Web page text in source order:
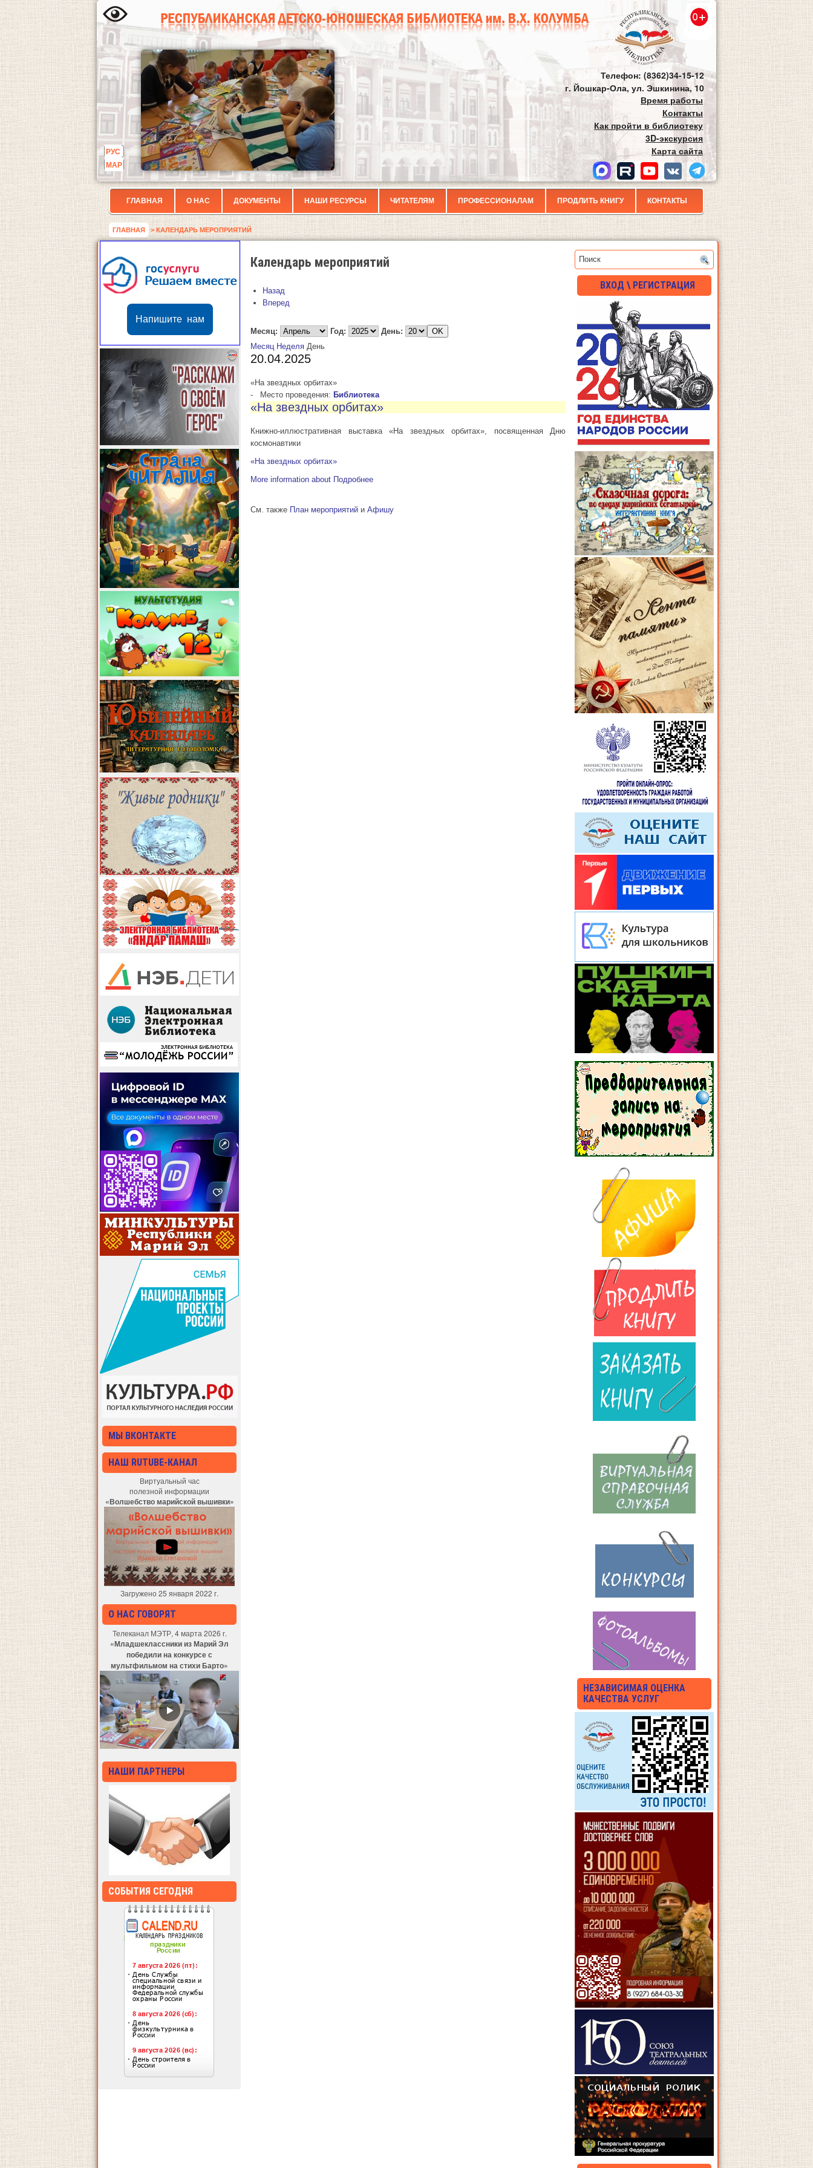
РУС
МАР
Телефон: (8362)34-15-12
г. Йошкар-Ола, ул. Эшкинина, 10
Время работы
Контакты
Как пройти в библиотеку
3D-экскурсия
Карта сайта
ГЛАВНАЯ О НАС ДОКУМЕНТЫ НАШИ РЕСУРСЫ ЧИТАТЕЛЯМ ПРОФЕССИОНАЛАМ ПРОДЛИТЬ КНИГУ КОНТАКТЫ
ГЛАВНАЯ > КАЛЕНДАРЬ МЕРОПРИЯТИЙ
Напишите нам
МЫ ВКОНТАКТЕ
НАШ RUTUBE-КАНАЛ
Виртуальный час
полезной информации
«Волшебство марийской вышивки»
Загружено 25 января 2022 г.
О НАС ГОВОРЯТ
Телеканал МЭТР, 4 марта 2026 г.
«Младшеклассники из Марий Эл
победили на конкурсе с
мультфильмом на стихи Барто»
НАШИ ПАРТНЕРЫ
СОБЫТИЯ СЕГОДНЯ
Календарь мероприятий
Назад
Вперед
Месяц: Год:
День:
Месяц Неделя День
20.04.2025
«На звездных орбитах»
-
Место проведения: Библиотека
«На звездных орбитах»
Книжно-иллюстративная выставка «На звездных орбитах», посвященная Дню
космонавтики
«На звездных орбитах»
More information about Подробнее
См. также План мероприятий и Афишу
ВХОД \ РЕГИСТРАЦИЯ
НЕЗАВИСИМАЯ ОЦЕНКА
КАЧЕСТВА УСЛУГ